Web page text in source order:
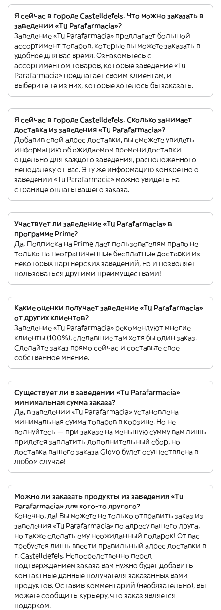
Я сейчас в городе Castelldefels. Что можно заказать в
заведении «Tu Parafarmacia»?
Заведение «Tu Parafarmacia» предлагает большой
ассортимент товаров, которые вы можете заказать в
удобное для вас время. Ознакомьтесь с
ассортиментом товаров, которые заведение «Tu
Parafarmacia» предлагает своим клиентам, и
выберите те из них, которые хотелось бы заказать.
Я сейчас в городе Castelldefels. Сколько занимает
доставка из заведения «Tu Parafarmacia»?
Добавив свой адрес доставки, вы сможете увидеть
информацию об ожидаемом времени доставки
отдельно для каждого заведения, расположенного
неподалеку от вас. Эту же информацию конкретно о
заведении «Tu Parafarmacia» можно увидеть на
странице оплаты вашего заказа.
Участвует ли заведение «Tu Parafarmacia» в
программе Prime?
Да. Подписка на Prime дает пользователям право не
только на неограниченные бесплатные доставки из
некоторых партнерских заведений, но и позволяет
пользоваться другими преимуществами!
Какие оценки получает заведение «Tu Parafarmacia»
от других клиентов?
Заведение «Tu Parafarmacia» рекомендуют многие
клиенты (100%), сделавшие там хотя бы один заказ.
Сделайте заказ прямо сейчас и составьте свое
собственное мнение.
Существует ли в заведении «Tu Parafarmacia»
минимальная сумма заказа?
Да, в заведении «Tu Parafarmacia» установлена
минимальная сумма товаров в корзине. Но не
волнуйтесь — при заказе на меньшую сумму вам лишь
придется заплатить дополнительный сбор, но
доставка вашего заказа Glovo будет осуществлена в
любом случае!
Можно ли заказать продукты из заведения «Tu
Parafarmacia» для кого-то другого?
Конечно, да! Вы можете не только отправить заказ из
заведения «Tu Parafarmacia» по адресу вашего друга,
но также сделать ему неожиданный подарок! От вас
требуется лишь ввести правильный адрес доставки в
г. Castelldefels. Непосредственно перед
подтверждением заказа вам нужно будет добавить
контактные данные получателя заказанных вами
продуктов. Оставив комментарий (необязательно), вы
можете сообщить курьеру, что заказ является
подарком.